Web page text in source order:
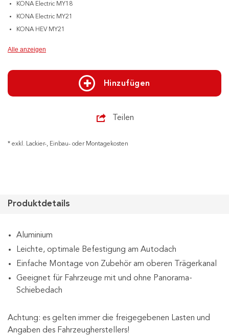
KONA Electric MY18
KONA Electric MY21
KONA HEV MY21
Alle anzeigen
Hinzufügen
Teilen
* exkl. Lackier-, Einbau- oder Montagekosten
Produktdetails
Aluminium
Leichte, optimale Befestigung am Autodach
Einfache Montage von Zubehör am oberen Trägerkanal
Geeignet für Fahrzeuge mit und ohne Panorama-
Schiebedach
Achtung: es gelten immer die freigegebenen Lasten und
Angaben des Fahrzeugherstellers!